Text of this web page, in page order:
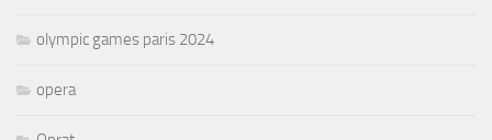
olympic games paris 2024
opera